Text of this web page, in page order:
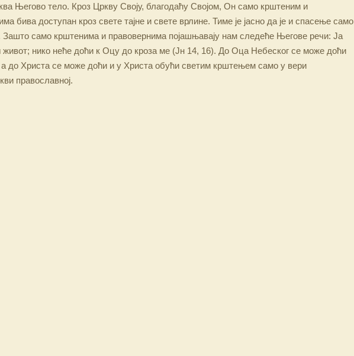
Његово тело. Кроз Цркву Своју, благодаћу Својом, Он само крштеним и
бива доступан кроз свете тајне и свете врлине. Тиме је јасно да је и спасење само
Зашто само крштенима и правовернима појашњавају нам следеће Његове речи: Ја
живот; нико неће доћи к Оцу до кроза ме (Јн 14, 16). До Оца Небеског се може доћи
до Христа се може доћи и у Христа обући светим крштењем само у вери
православној.